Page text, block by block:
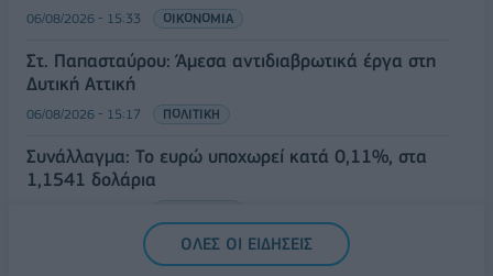
06/08/2026 - 15:33 ΟΙΚΟΝΟΜΙΑ
Στ. Παπασταύρου: Άμεσα αντιδιαβρωτικά έργα στη
Δυτική Αττική
06/08/2026 - 15:17 ΠΟΛΙΤΙΚΗ
Συνάλλαγμα: Το ευρώ υποχωρεί κατά 0,11%, στα
1,1541 δολάρια
ΟΛΕΣ ΟΙ ΕΙΔΗΣΕΙΣ